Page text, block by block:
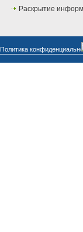
Раскрытие
Политика